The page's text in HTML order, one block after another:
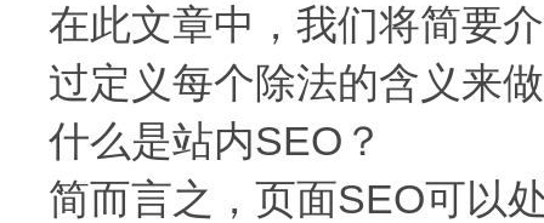
在此文章中，我们将简要
过定义每个除法的含义来
什么是站内SEO？
简而言之，页面SEO可以